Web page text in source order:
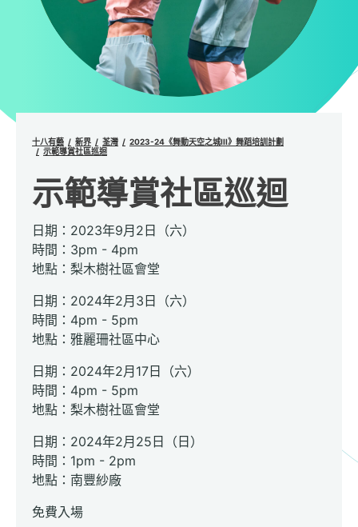
十八有藝 新界 荃灣
2023-24《舞動天空之城III》舞蹈培訓計劃
示範導賞社區巡迴
示範導賞社區巡迴
日期：2023年9月2日（六）
時間：3pm - 4pm
地點：梨木樹社區會堂
日期：2024年2月3日（六）
時間：4pm - 5pm
地點：雅麗珊社區中心
日期：2024年2月17日（六）
時間：4pm - 5pm
地點：梨木樹社區會堂
日期：2024年2月25日（日）
時間：1pm - 2pm
地點：南豐紗廠
免費入場